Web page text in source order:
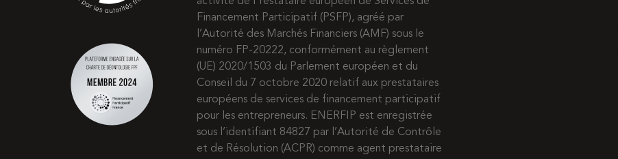
Financement Participatif (PSFP), agréé par
l’Autorité des Marchés Financiers (AMF) sous le
numéro FP-20222, conformément au règlement
(UE) 2020/1503 du Parlement européen et du
Conseil du 7 octobre 2020 relatif aux prestataires
européens de services de financement participatif
pour les entrepreneurs. ENERFIP est enregistrée
sous l’identifiant 84827 par l’Autorité de Contrôle
et de Résolution (ACPR) comme agent prestataire